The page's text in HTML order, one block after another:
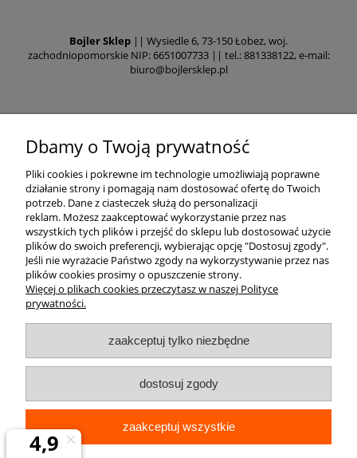
Bojler Sklep || Wysiedle 6, 73-150 Łobez, woj.
zachodniopomorskie NIP: 6651007733 || tel.: 881338122, e-mail:
biuro@bojlersklep.pl
Dbamy o Twoją prywatność
Pliki cookies i pokrewne im technologie umożliwiają poprawne
działanie strony i pomagają nam dostosować ofertę do Twoich
potrzeb. Dane z ciasteczek służą do personalizacji
reklam. Możesz zaakceptować wykorzystanie przez nas
wszystkich tych plików i przejść do sklepu lub dostosować użycie
plików do swoich preferencji, wybierając opcję "Dostosuj zgody".
Jeśli nie wyrażacie Państwo zgody na wykorzystywanie przez nas
plików cookies prosimy o opuszczenie strony.
Więcej o plikach cookies przeczytasz w naszej Polityce
prywatności.
zaakceptuj tylko niezbędne
dostosuj zgody
zaakceptuj wszystkie